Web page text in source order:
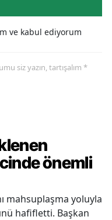
ve kabul ediyorum
siz yazın, tartışalım *
önemli
mahsuplaşma yoluyla
hafifletti. Başkan